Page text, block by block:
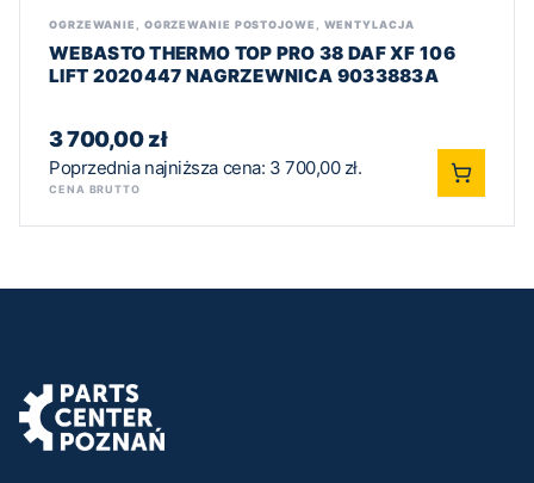
OGRZEWANIE OGRZEWANIE POSTOJOWE WENTYLACJA
WEBASTO THERMO TOP PRO 38 DAF XF 106
LIFT 2020447 NAGRZEWNICA 9033883A
3 700,00zł
Poprzednia najniższa cena: 3 700,00 zł.
CENA BRUTTO